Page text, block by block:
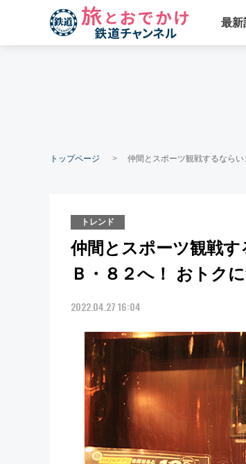
最新
トップページ 仲間とスポーツ観戦するなら
トレンド
仲間とスポーツ観戦
Ｂ・８２へ！ おトク
2022.04.27 16:04